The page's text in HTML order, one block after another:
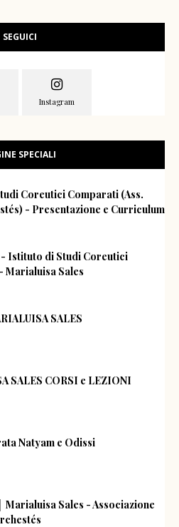
SEGUICI
SPECIALI
Coreutici Comparati (Ass.
- Presentazione e Curriculum
- Istituto di Studi Coreutici
Marialuisa Sales
SALES
SALES CORSI e LEZIONI
Natyam e Odissi
Marialuisa Sales - Associazione